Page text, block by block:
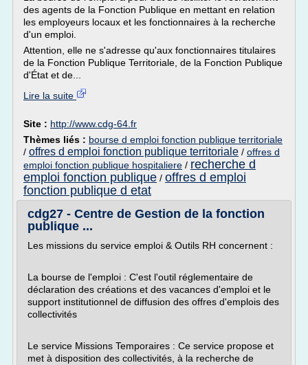
des agents de la Fonction Publique en mettant en relation
les employeurs locaux et les fonctionnaires à la recherche
d'un emploi.
Attention, elle ne s'adresse qu'aux fonctionnaires titulaires
de la Fonction Publique Territoriale, de la Fonction Publique
d'État et de...
Lire la suite
Site : http://www.cdg-64.fr
Thèmes liés : bourse d emploi fonction publique territoriale
/ offres d emploi fonction publique territoriale / offres d
emploi fonction publique hospitaliere / recherche d
emploi fonction publique / offres d emploi
fonction publique d etat
cdg27 - Centre de Gestion de la fonction
publique ...
Les missions du service emploi & Outils RH concernent :
La bourse de l'emploi : C'est l'outil réglementaire de
déclaration des créations et des vacances d'emploi et le
support institutionnel de diffusion des offres d'emplois des
collectivités
Le service Missions Temporaires : Ce service propose et
met à disposition des collectivités, à la recherche de